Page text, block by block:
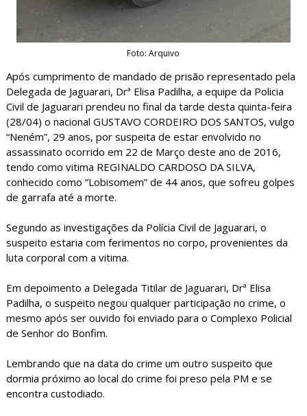
Foto: Arquivo
Após cumprimento de mandado de prisão representado pela
Delegada de Jaguarari, Drª Elisa Padilha, a equipe da Policia
Civil de Jaguarari prendeu no final da tarde desta quinta-feira
(28/04) o nacional GUSTAVO CORDEIRO DOS SANTOS, vulgo
“Neném”, 29 anos, por suspeita de estar envolvido no
assassinato ocorrido em 22 de Março deste ano de 2016,
tendo como vitima REGINALDO CARDOSO DA SILVA,
conhecido como “Lobisomem” de 44 anos, que sofreu golpes
de garrafa até a morte.
Segundo as investigações da Polícia Civil de Jaguarari, o
suspeito estaria com ferimentos no corpo, provenientes da
luta corporal com a vitima.
Em depoimento a Delegada Titilar de Jaguarari, Drª Elisa
Padilha, o suspeito negou qualquer participação no crime, o
mesmo após ser ouvido foi enviado para o Complexo Policial
de Senhor do Bonfim.
Lembrando que na data do crime um outro suspeito que
dormia próximo ao local do crime foi preso pela PM e se
encontra custodiado.